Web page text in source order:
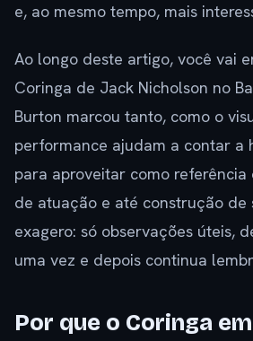
e, ao mesmo tempo, mais
Ao longo deste artigo, você vai
Coringa de Jack Nicholson no
Burton marcou tanto, como o
performance ajudam a contar a
para aproveitar como
de atuação e até construção de
exagero: só observações úteis,
uma vez e depois continua
Por que o Coringa